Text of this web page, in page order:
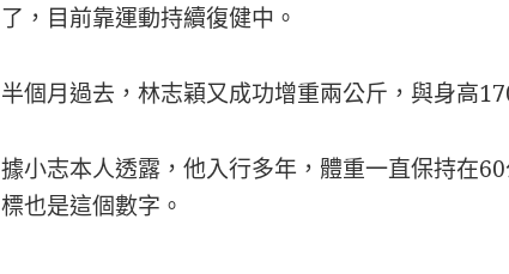
了，目前靠運動持續復健中。
半個月過去，林志穎又成功增重兩公斤，與身高
據小志本人透露，他入行多年，體重一直保持在
標也是這個數字。